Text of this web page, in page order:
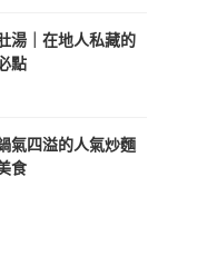
湯｜在地人私藏的
點
氣四溢的人氣炒麵
食